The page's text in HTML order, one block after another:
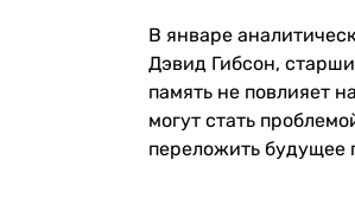
В январе
Дэвид Гибсон,
память не повлияет
могут стать
переложить будущее